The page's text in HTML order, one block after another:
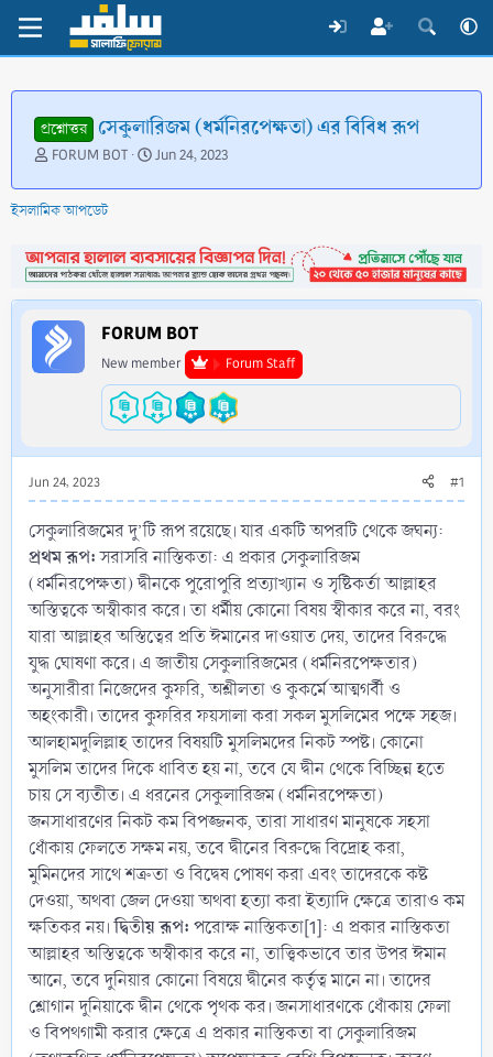
প্রশ্নোত্তর সেকুলারিজম (ধর্মনিরপেক্ষতা) এর বিবিধ রূপ
T
r
e
d
s
t
a
r
t
FORUM BOT
S
a
d
a
t
e
Jun 24, 2023
ইসলামিক আপডেট
FORUM BOT
New member Forum Staff
Jun 24, 2023 #1
সেকুলারিজমের দু’টি রূপ রয়েছে। যার একটি অপরটি থেকে জঘন্য:
প্রথম রূপ:সরাসরি নাস্তিকতা: এ প্রকার সেকুলারিজম
(ধর্মনিরপেক্ষতা) দ্বীনকে পুরোপুরি প্রত্যাখ্যান ও সৃষ্টিকর্তা আল্লাহর
অস্তিত্বকে অস্বীকার করে। তা ধর্মীয় কোনো বিষয় স্বীকার করে না, বরং
যারা আল্লাহর অস্তিত্বের প্রতি ঈমানের দাওয়াত দেয়, তাদের বিরুদ্ধে
যুদ্ধ ঘোষণা করে। এ জাতীয় সেকুলারিজমের (ধর্মনিরপেক্ষতার)
অনুসারীরা নিজেদের কুফরি, অশ্লীলতা ও কুকর্মে আত্মগর্বী ও
অহংকারী। তাদের কুফরির ফয়সালা করা সকল মুসলিমের পক্ষে সহজ।
আলহামদুলিল্লাহ তাদের বিষয়টি মুসলিমদের নিকট স্পষ্ট। কোনো
মুসলিম তাদের দিকে ধাবিত হয় না, তবে যে দ্বীন থেকে বিচ্ছিন্ন হতে
চায় সে ব্যতীত। এ ধরনের সেকুলারিজম (ধর্মনিরপেক্ষতা)
জনসাধারণের নিকট কম বিপজ্জনক, তারা সাধারণ মানুষকে সহসা
ধোঁকায় ফেলতে সক্ষম নয়, তবে দ্বীনের বিরুদ্ধে বিদ্রোহ করা,
মুমিনদের সাথে শত্রুতা ও বিদ্বেষ পোষণ করা এবং তাদেরকে কষ্ট
দেওয়া, অথবা জেল দেওয়া অথবা হত্যা করা ইত্যাদি ক্ষেত্রে তারাও কম
ক্ষতিকর নয়।দ্বিতীয় রূপ: পরোক্ষ নাস্তিকতা[1]: এ প্রকার নাস্তিকতা
আল্লাহর অস্তিত্বকে অস্বীকার করে না, তাত্ত্বিকভাবে তার উপর ঈমান
আনে, তবে দুনিয়ার কোনো বিষয়ে দ্বীনের কর্তৃত্ব মানে না। তাদের
শ্লোগান দুনিয়াকে দ্বীন থেকে পৃথক কর। জনসাধারণকে ধোঁকায় ফেলা
ও বিপথগামী করার ক্ষেত্রে এ প্রকার নাস্তিকতা বা সেকুলারিজম